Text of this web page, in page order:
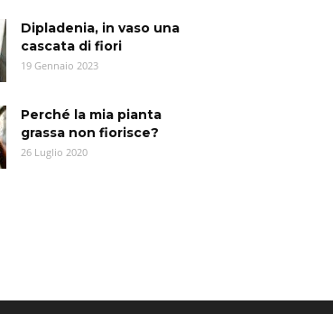
Dipladenia, in vaso una
cascata di fiori
19 Gennaio 2023
Perché la mia pianta
grassa non fiorisce?
26 Luglio 2020